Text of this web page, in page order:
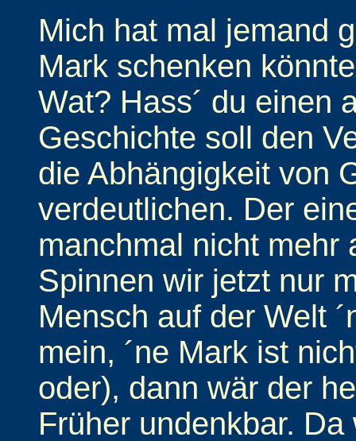
Mich hat mal jemand
Mark schenken
Wat? Hass´ du einen
Geschichte soll den
die Abhängigkeit von
verdeutlichen. Der
manchmal nicht mehr
Spinnen wir jetzt nur
Mensch auf der Welt
mein, ´ne Mark ist
oder), dann wär der
Früher undenkbar.